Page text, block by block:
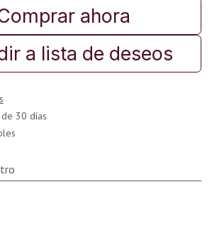
ahora
a lista de deseos
30 días